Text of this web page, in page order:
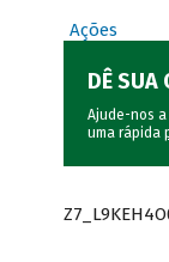
Ações
DÊ SUA
Ajude-nos a
uma rápida